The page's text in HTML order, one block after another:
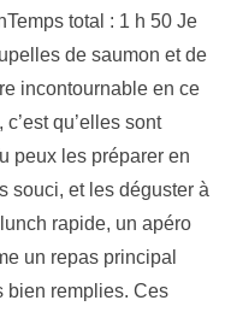
total : 1 h 50 Je
de saumon et de
incontournable en ce
qu’elles sont
peux les préparer en
souci, et les déguster à
rapide, un apéro
un repas principal
bien remplies. Ces